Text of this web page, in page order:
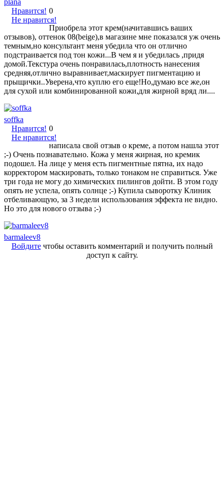
Нравится!
Не нравится!
0
Приобрела этот крем(начитавшись ваших
отзывов), оттенок 08(beige),в магазине мне показался уж очень
темным,но консультант меня убедила что он отлично
подстраивается под тон кожи...В чем я и убедилась ,придя
домой.Текстура очень понравилась,плотность нанесения
средняя,отлично выравнивает,маскирует пигментацию и
прыщички..Уверена,что куплю его еще!Но,думаю все же,он
для сухой или комбинированной кожи,для жирной вряд ли....
soffka
Нравится!
Не нравится!
0
написала свой отзыв о креме, а потом нашла этот
;-) Очень познавательно. Кожа у меня жирная, но кремик
подошел. На лице у меня есть пигментные пятна, их надо
корректором маскировать, только тонаком не справиться. Уже
три года не могу до химических пилингов дойти. В этом году
опять не успела, опять солнце ;-) Купила сыворотку Клиник
отбеливающую, за 3 недели использования эффекта не видно.
Но это для нового отзыва ;-)
barmaleev8
Войдитечтобы оставить комментарий и получить полный
доступ к сайту.